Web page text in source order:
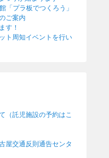
「プラ板でつくろう」
ご案内
す！
ト周知イベントを行い
（託児施設の予約はこ
屋交通反則通告センタ